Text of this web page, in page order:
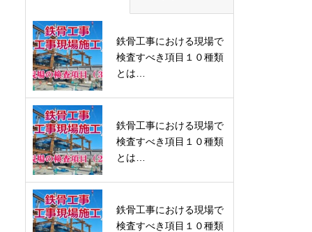
鉄骨工事における現場で
検査すべき項目１０種類
とは…
鉄骨工事における現場で
検査すべき項目１０種類
とは…
鉄骨工事における現場で
検査すべき項目１０種類